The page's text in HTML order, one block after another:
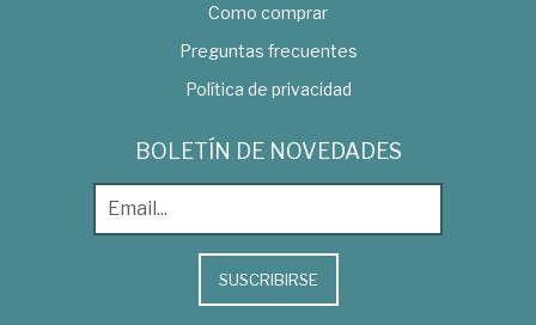
Como comprar
Preguntas frecuentes
Política de privacidad
BOLETÍN DE NOVEDADES
SUSCRIBIRSE